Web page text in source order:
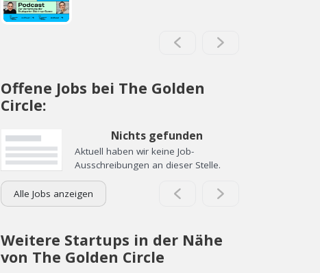
Offene Jobs bei The Golden
Circle:
Nichts gefunden
Aktuell haben wir keine Job-
Ausschreibungen an dieser Stelle.
Alle Jobs anzeigen
Weitere Startups in der Nähe
von The Golden Circle